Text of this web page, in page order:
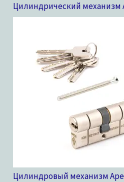
Цилиндрический механизм
Цилиндровый механизм